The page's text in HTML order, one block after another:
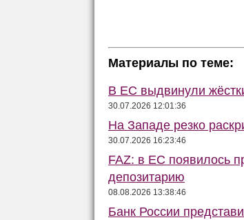
Материалы по теме:
В ЕС выдвинули
30.07.2026 12:01:36
На Западе резко
30.07.2026 16:23:46
FAZ: в ЕС появилось
депозитарию
08.08.2026 13:38:46
Банк России